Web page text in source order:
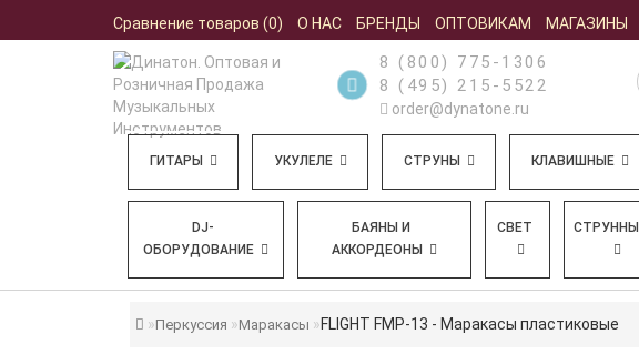
Сравнение товаров (0) О НАС БРЕНДЫ ОПТОВИКАМ МАГАЗИНЫ
8 (800) 775-1306
8 (495) 215-5522
order@dynatone.ru
ГИТАРЫ УКУЛЕЛЕ СТРУНЫ КЛАВИШНЫЕ
DJ-
ОБОРУДОВАНИЕ
БАЯНЫ И
АККОРДЕОНЫ
СВЕТ
Перкуссия Маракасы FLIGHT FMP-13 - Маракасы пластиковые